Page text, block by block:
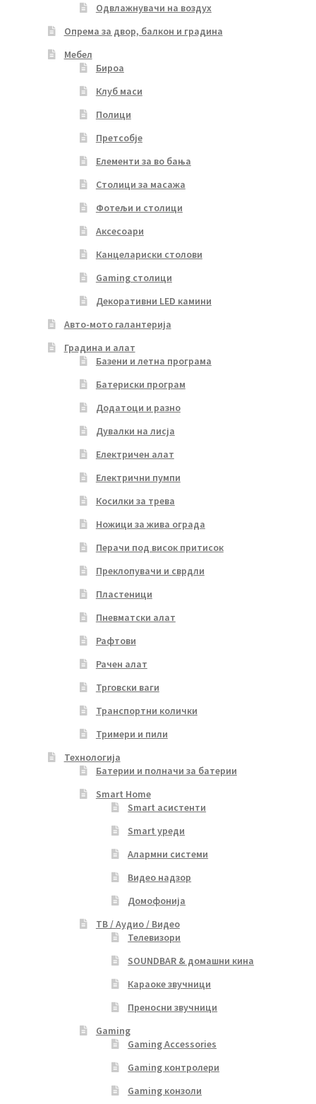
Одвлажнувачи на воздух
Опрема за двор, балкон и градина
Мебел
Бироа
Клуб маси
Полици
Претсобје
Елементи за во бања
Столици за масажа
Фотељи и столици
Аксесоари
Канцелариски столови
Gaming столици
Декоративни LED камини
Авто-мото галантерија
Градина и алат
Базени и летна програма
Батериски програм
Додатоци и разно
Дувалки на лисја
Електричен алат
Електрични пумпи
Косилки за трева
Ножици за жива ограда
Перачи под висок притисок
Преклопувачи и сврдли
Пластеници
Пневматски алат
Рафтови
Рачен алат
Трговски ваги
Транспортни колички
Тримери и пили
Технологија
Батерии и полначи за батерии
Smart Home
Smart асистенти
Smart уреди
Алармни системи
Видео надзор
Домофонија
ТВ / Аудио / Видео
Телевизори
SOUNDBAR & домашни кина
Караоке звучници
Преносни звучници
Gaming
Gaming Accessories
Gaming контролери
Gaming конзоли